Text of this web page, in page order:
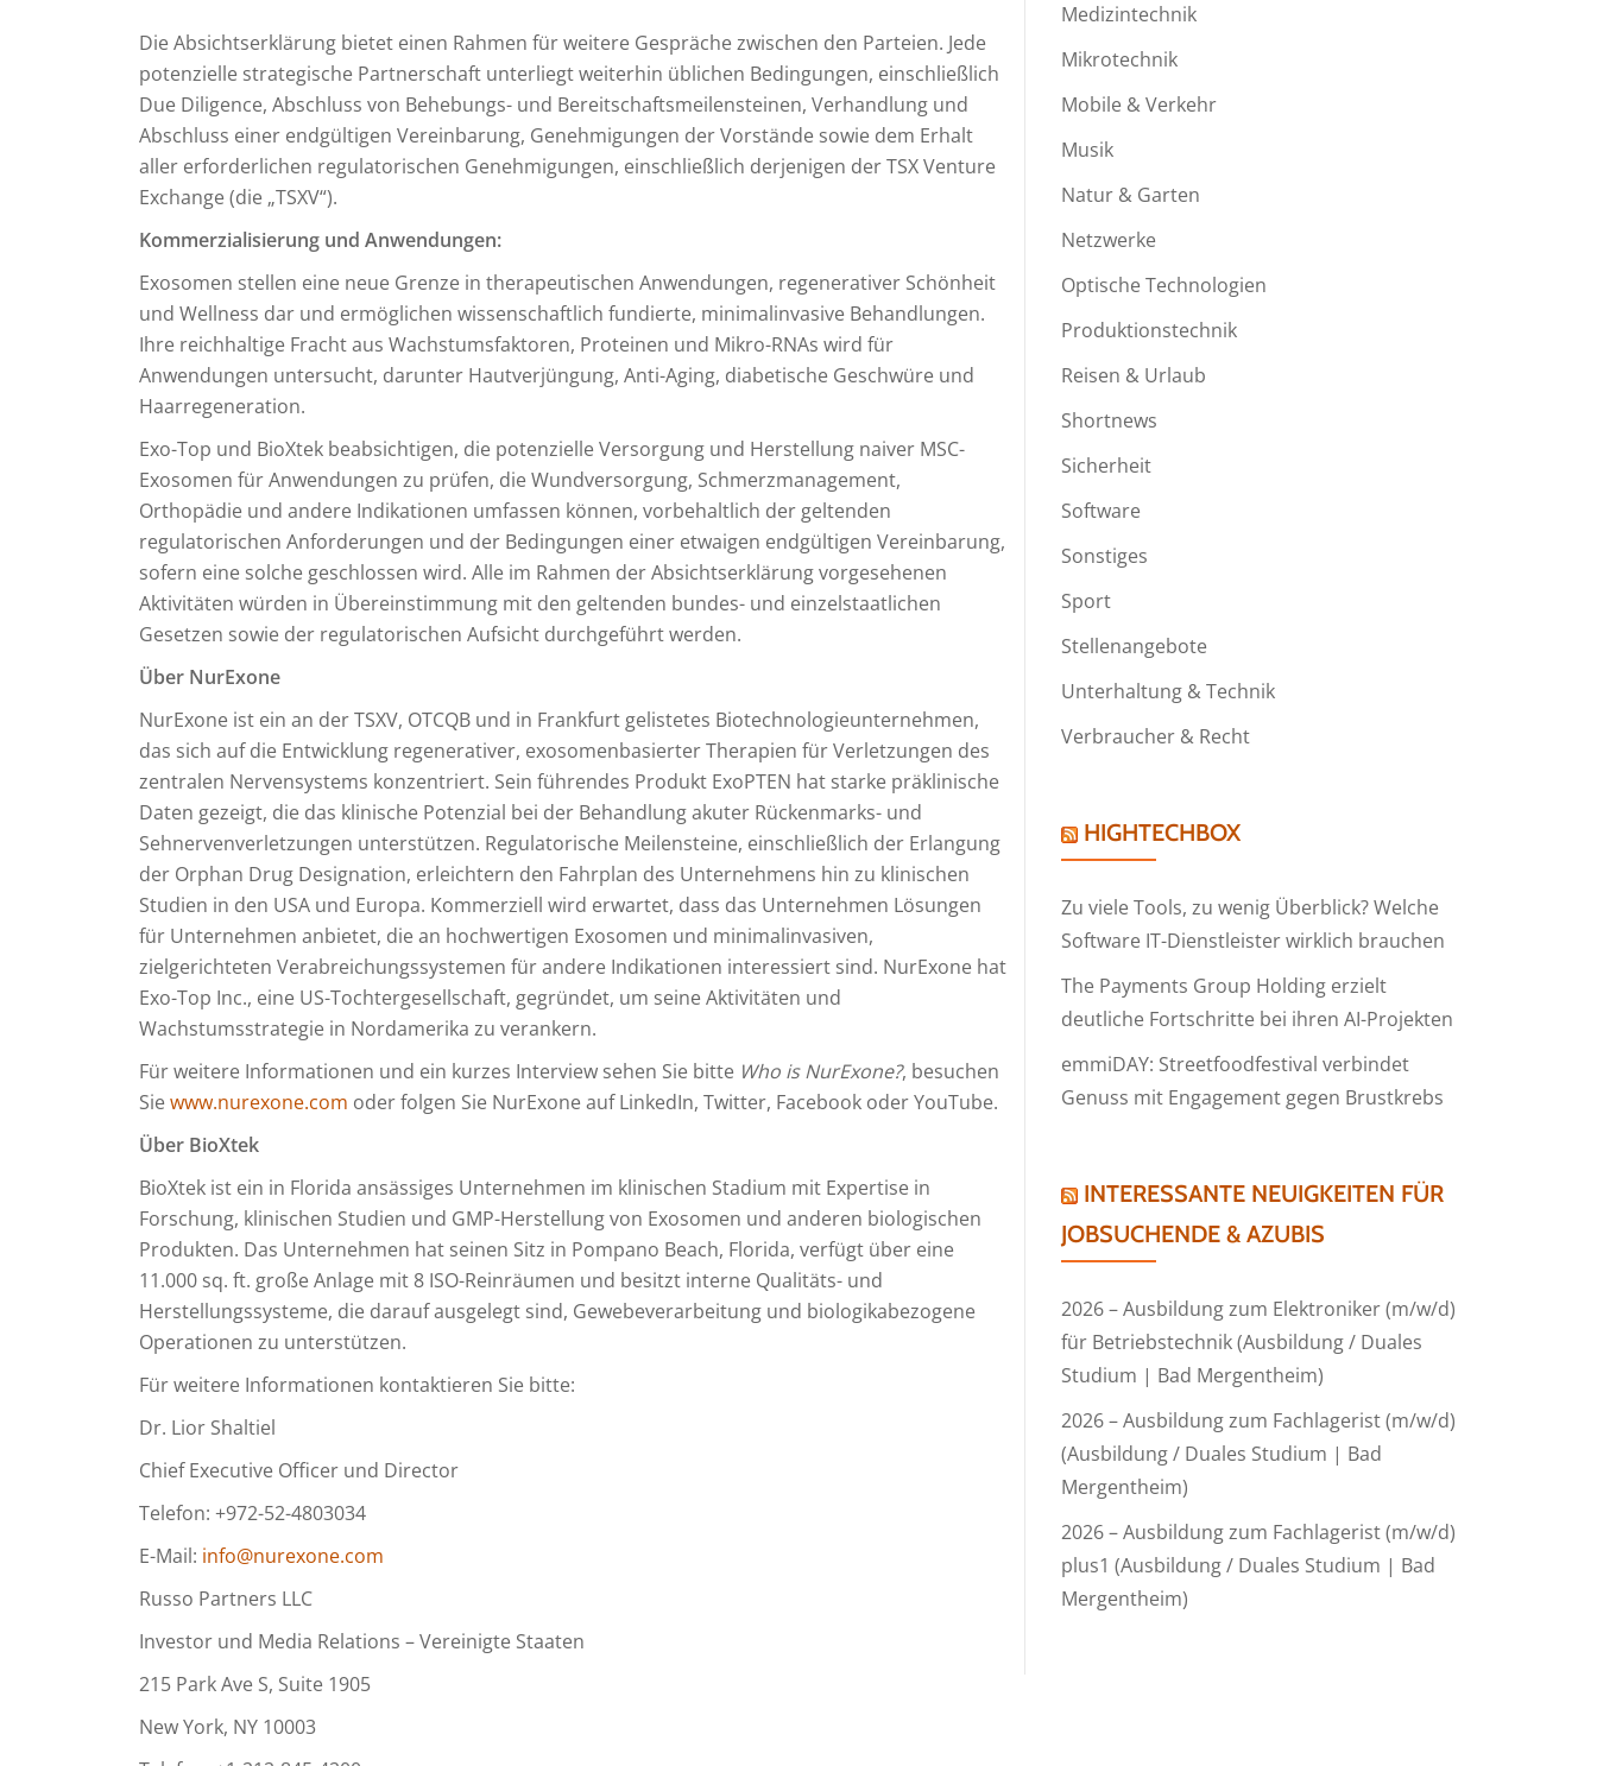
Die Absichtserklärung bietet einen Rahmen für weitere Gespräche zwischen den Parteien. Jede
potenzielle strategische Partnerschaft unterliegt weiterhin üblichen Bedingungen, einschließlich
Due Diligence, Abschluss von Behebungs- und Bereitschaftsmeilensteinen, Verhandlung und
Abschluss einer endgültigen Vereinbarung, Genehmigungen der Vorstände sowie dem Erhalt
aller erforderlichen regulatorischen Genehmigungen, einschließlich derjenigen der TSX Venture
Exchange (die „TSXV“).
Kommerzialisierung und Anwendungen:
Exosomen stellen eine neue Grenze in therapeutischen Anwendungen, regenerativer Schönheit
und Wellness dar und ermöglichen wissenschaftlich fundierte, minimalinvasive Behandlungen.
Ihre reichhaltige Fracht aus Wachstumsfaktoren, Proteinen und Mikro-RNAs wird für
Anwendungen untersucht, darunter Hautverjüngung, Anti-Aging, diabetische Geschwüre und
Haarregeneration.
Exo-Top und BioXtek beabsichtigen, die potenzielle Versorgung und Herstellung naiver MSC-
Exosomen für Anwendungen zu prüfen, die Wundversorgung, Schmerzmanagement,
Orthopädie und andere Indikationen umfassen können, vorbehaltlich der geltenden
regulatorischen Anforderungen und der Bedingungen einer etwaigen endgültigen Vereinbarung,
sofern eine solche geschlossen wird. Alle im Rahmen der Absichtserklärung vorgesehenen
Aktivitäten würden in Übereinstimmung mit den geltenden bundes- und einzelstaatlichen
Gesetzen sowie der regulatorischen Aufsicht durchgeführt werden.
Über NurExone
NurExone ist ein an der TSXV, OTCQB und in Frankfurt gelistetes Biotechnologieunternehmen,
das sich auf die Entwicklung regenerativer, exosomenbasierter Therapien für Verletzungen des
zentralen Nervensystems konzentriert. Sein führendes Produkt ExoPTEN hat starke präklinische
Daten gezeigt, die das klinische Potenzial bei der Behandlung akuter Rückenmarks- und
Sehnervenverletzungen unterstützen. Regulatorische Meilensteine, einschließlich der Erlangung
der Orphan Drug Designation, erleichtern den Fahrplan des Unternehmens hin zu klinischen
Studien in den USA und Europa. Kommerziell wird erwartet, dass das Unternehmen Lösungen
für Unternehmen anbietet, die an hochwertigen Exosomen und minimalinvasiven,
zielgerichteten Verabreichungssystemen für andere Indikationen interessiert sind. NurExone hat
Exo-Top Inc., eine US-Tochtergesellschaft, gegründet, um seine Aktivitäten und
Wachstumsstrategie in Nordamerika zu verankern.
Für weitere Informationen und ein kurzes Interview sehen Sie bitte Who is NurExone?, besuchen
Siewww.nurexone.com oder folgen Sie NurExone auf LinkedIn, Twitter, Facebook oder YouTube.
Über BioXtek
BioXtek ist ein in Florida ansässiges Unternehmen im klinischen Stadium mit Expertise in
Forschung, klinischen Studien und GMP-Herstellung von Exosomen und anderen biologischen
Produkten. Das Unternehmen hat seinen Sitz in Pompano Beach, Florida, verfügt über eine
11.000 sq. ft. große Anlage mit 8 ISO-Reinräumen und besitzt interne Qualitäts- und
Herstellungssysteme, die darauf ausgelegt sind, Gewebeverarbeitung und biologikabezogene
Operationen zu unterstützen.
Für weitere Informationen kontaktieren Sie bitte:
Dr. Lior Shaltiel
Chief Executive Officer und Director
Telefon: +972-52-4803034
E-Mail: info@nurexone.com
Russo Partners LLC
Investor und Media Relations – Vereinigte Staaten
215 Park Ave S, Suite 1905
New York, NY 10003
Medizintechnik
Mikrotechnik
Mobile & Verkehr
Musik
Natur & Garten
Netzwerke
Optische Technologien
Produktionstechnik
Reisen & Urlaub
Shortnews
Sicherheit
Software
Sonstiges
Sport
Stellenangebote
Unterhaltung & Technik
Verbraucher & Recht
HIGHTECHBOX
Zu viele Tools, zu wenig Überblick? Welche
Software IT-Dienstleister wirklich brauchen
The Payments Group Holding erzielt
deutliche Fortschritte bei ihren AI-Projekten
emmiDAY: Streetfoodfestival verbindet
Genuss mit Engagement gegen Brustkrebs
INTERESSANTE NEUIGKEITEN FÜR
JOBSUCHENDE & AZUBIS
2026 – Ausbildung zum Elektroniker (m/w/d)
für Betriebstechnik (Ausbildung / Duales
Studium | Bad Mergentheim)
2026 – Ausbildung zum Fachlagerist (m/w/d)
(Ausbildung / Duales Studium | Bad
Mergentheim)
2026 – Ausbildung zum Fachlagerist (m/w/d)
plus1 (Ausbildung / Duales Studium | Bad
Mergentheim)